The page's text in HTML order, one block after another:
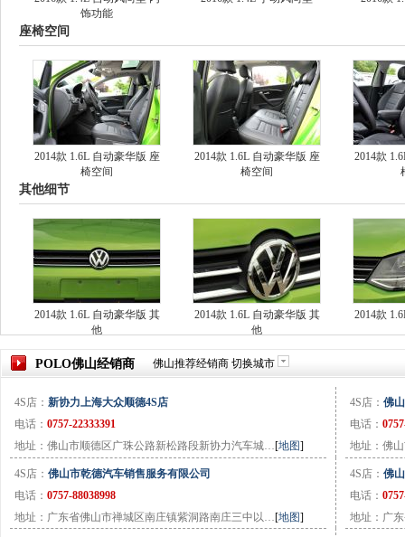
饰功能
座椅空间
2014款 1.6L 自动豪华版 座
椅空间
2014款 1.6L 自动豪华版 座
椅空间
2014款
其他细节
2014款 1.6L 自动豪华版 其
他
2014款 1.6L 自动豪华版 其
他
2014款
POLO佛山经销商 佛山推荐经销商 切换城市
4S店： 新协力上海大众顺德4S店
电话： 0757-22333391
地址：佛山市顺德区广珠公路新松路段新协力汽车城…[地图]
4S店： 佛
电话：
地址：佛
4S店： 佛山市乾德汽车销售服务有限公司
电话： 0757-88038998
地址：广东省佛山市禅城区南庄镇紫洞路南庄三中以…[地图]
4S店： 佛
电话：
地址：广